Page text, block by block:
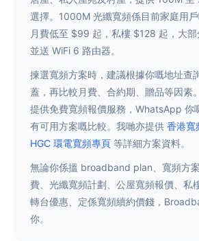
選擇。1000M 光纖寬頻係目前家庭用
月費低至 $99 起，私樓 $128 起，大
並送 WiFi 6 路由器。
揀選寬頻方案時，建議根據你嘅地址查
蓋，再比較月費、合約期、贈品等因素
提供免費寬頻報價服務，WhatsApp 你
有可用方案嘅比較。我哋亦提供 香港寬
HGC 環電寬頻專頁 等詳細方案資料。
無論你係搵 broadband plan、寬頻方
費、光纖寬頻計劃、公屋寬頻報價、私
轉台優惠、定係寬頻續約價錢，
你。